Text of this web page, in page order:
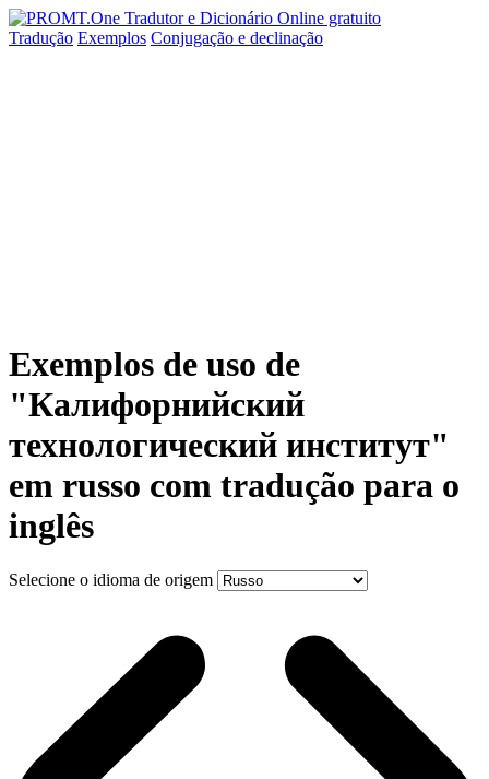
Tradução Exemplos Conjugação e declinação
Exemplos de uso de
"Калифорнийский
технологический институт"
em russo com tradução para o
inglês
Selecione o idioma de origem